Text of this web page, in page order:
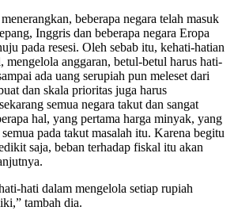
beberapa negara telah masuk
Inggris dan beberapa negara Eropa
pada resesi. Oleh sebab itu, kehati-hatian
mengelola anggaran, betul-betul harus hati-
ada uang serupiah pun meleset dari
dan skala prioritas juga harus
semua negara takut dan sangat
hal, yang pertama harga minyak, yang
pada takut masalah itu. Karena begitu
saja, beban terhadap fiskal itu akan
hati dalam mengelola setiap rupiah
tambah dia.